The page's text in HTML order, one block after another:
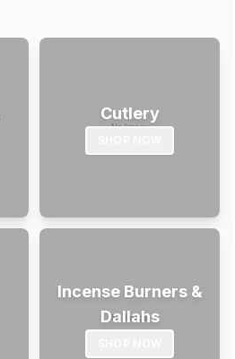
Cutlery
Incense Burners &
Dallahs